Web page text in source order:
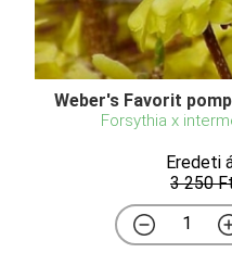
Weber's Favorit
Forsythia x
Eredeti
3 250